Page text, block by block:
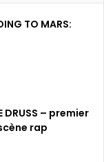
TO MARS:
– premier
rap